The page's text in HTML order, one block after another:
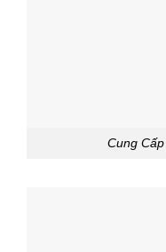
Cung